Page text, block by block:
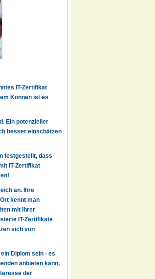
IT-Zertifikat
Können ist es
Ein potenzieller
besser einschätzen
festgestellt, dass
IT-Zertifikat
an. Ihre
kennt man
mit Ihrer
IT-Zertifikate
sich von
Diplom sein - es
anbieten kann,
der